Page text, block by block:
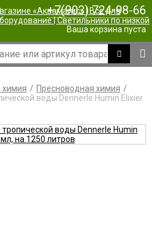
+7(903) 724-98-66
Ваша корзина пуста
химия
Пресноводная химия
воды Dennerle Humin Elixier